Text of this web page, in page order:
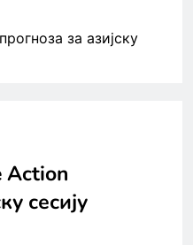
за азијску
Action
сесију